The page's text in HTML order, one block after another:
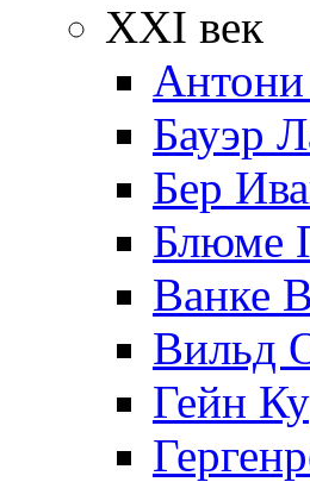
XXI век
Бауэр
Бер
Блюме
Ванке
Вильд
Гейн